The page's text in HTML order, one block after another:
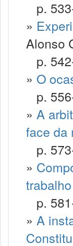
p.
»
Alonso
p.
» O
p.
» A
face da
p.
»
trabalho
p.
» A